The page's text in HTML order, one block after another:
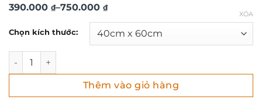
390.000 ₫–750.000 ₫
Khoảng
390.000 ₫
đến
750.000 ₫
Chọn kích thước:
XÓA
Tranh động lực, hãy phá tan rào cản và bứt phá DL308 số
Thêm vào giỏ hàng